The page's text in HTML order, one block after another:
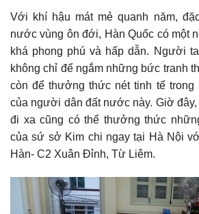
Với khí hậu mát mẻ quanh năm,
nước vùng ôn đới, Hàn Quốc có một
khá phong phú và hấp dẫn. Người
không chỉ để ngắm những bức tranh
còn để thưởng thức nét tinh tế trong
của người dân đất nước này. Giờ
đi xa cũng có thể thưởng thức
của sứ sở Kim chi ngay tại Hà Nội
Hàn- C2 Xuân Đỉnh, Từ Liêm.